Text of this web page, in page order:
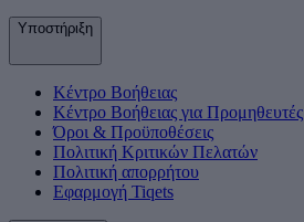
Υποστήριξη
Κέντρο Βοήθειας
Κέντρο Βοήθειας για Προμηθευτές
Όροι & Προϋποθέσεις
Πολιτική Κριτικών Πελατών
Πολιτική απορρήτου
Εφαρμογή Tiqets